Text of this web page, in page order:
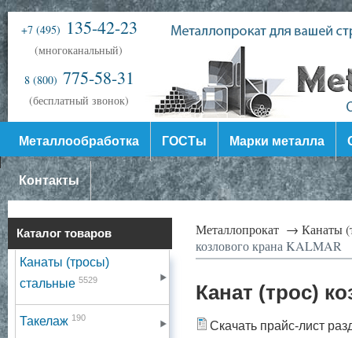
+7 (495) 135-42-23
(многоканальный)
8 (800) 775-58-31
(бесплатный звонок)
Металлообработка ГОСТы Марки металла
Контакты
Каталог товаров
Канаты (тросы)
стальные 5529
Такелаж 190
Металлопрокат → Канаты
козлового крана KALMAR
Канат (трос)
Скачать прайс-лист